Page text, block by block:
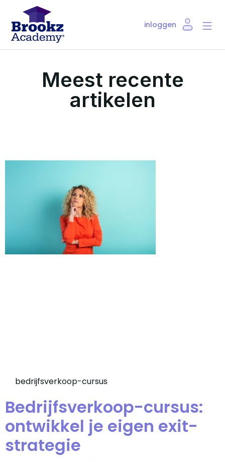
inloggen
Meest recente
artikelen
bedrijfsverkoop-cursus
Bedrijfsverkoop-cursus:
ontwikkel je eigen exit-
strategie